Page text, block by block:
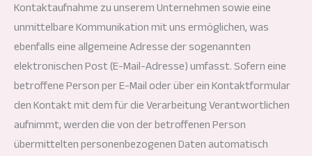
Kontaktaufnahme zu unserem Unternehmen sowie eine
unmittelbare Kommunikation mit uns ermöglichen, was
ebenfalls eine allgemeine Adresse der sogenannten
elektronischen Post (E-Mail-Adresse) umfasst. Sofern eine
betroffene Person per E-Mail oder über ein Kontaktformular
den Kontakt mit dem für die Verarbeitung Verantwortlichen
aufnimmt, werden die von der betroffenen Person
übermittelten personenbezogenen Daten automatisch